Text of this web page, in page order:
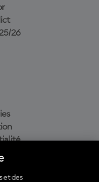
26
et des